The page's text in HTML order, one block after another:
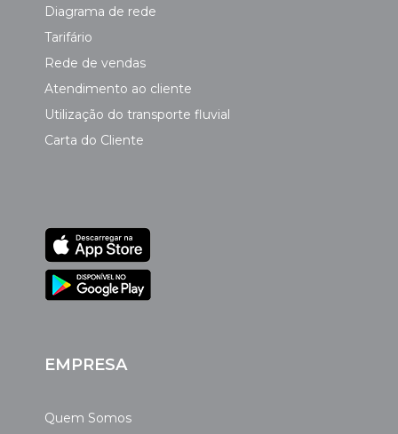
Diagrama de rede
Tarifário
Rede de vendas
Atendimento ao cliente
Utilização do transporte fluvial
Carta do Cliente
EMPRESA
Quem Somos